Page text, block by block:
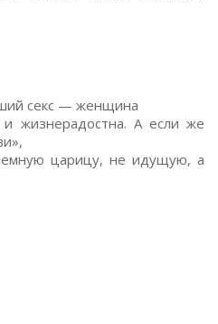
секс — женщина
жизнерадостна. А если же
царицу, не идущую, а